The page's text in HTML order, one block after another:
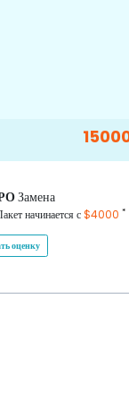
Замена
начинается с$4000 *
оценку